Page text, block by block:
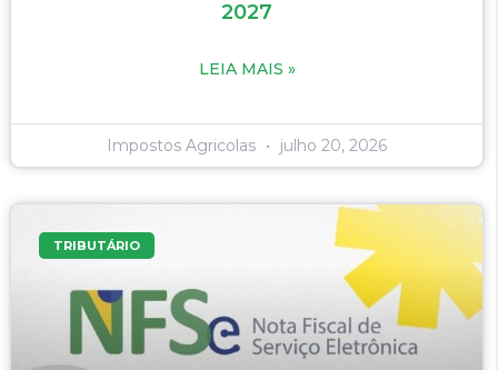
2027
LEIA MAIS »
Impostos Agricolas julho 20, 2026
TRIBUTÁRIO